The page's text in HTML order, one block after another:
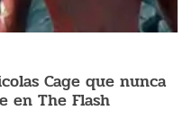
Cage que nunca
en The Flash